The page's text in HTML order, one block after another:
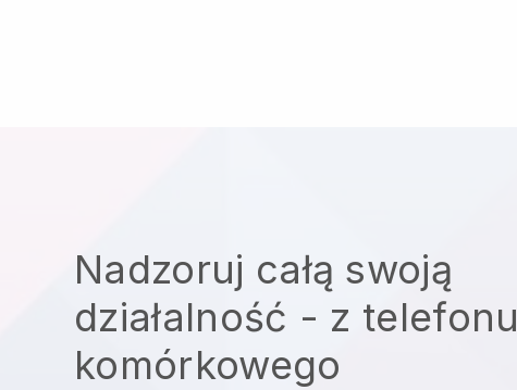
Nadzoruj całą swoją
działalność - z telefonu
komórkowego